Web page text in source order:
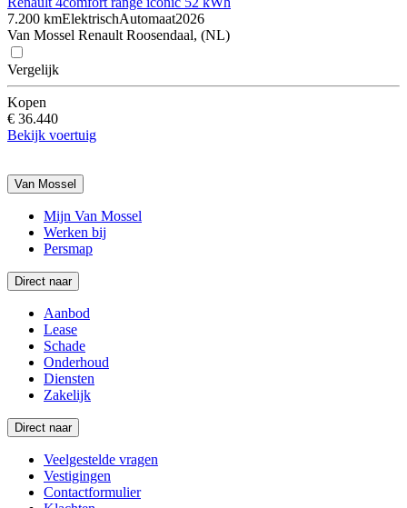
7.200 kmElektrischAutomaat2026
Van Mossel Renault Roosendaal, (NL)
Vergelijk
Kopen
€ 36.440
Bekijk voertuig
Van Mossel
Mijn Van Mossel
Werken bij
Persmap
Direct naar
Aanbod
Lease
Schade
Onderhoud
Diensten
Zakelijk
Direct naar
Veelgestelde vragen
Vestigingen
Contactformulier